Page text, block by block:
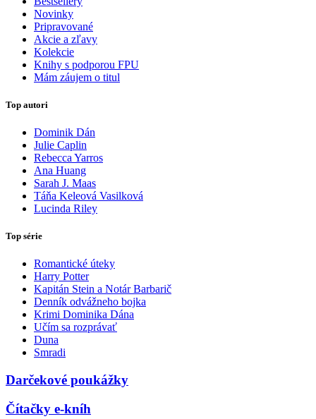
Novinky
Pripravované
Akcie a zľavy
Kolekcie
Knihy s podporou FPU
Mám záujem o titul
Top autori
Dominik Dán
Julie Caplin
Rebecca Yarros
Ana Huang
Sarah J. Maas
Táňa Keleová Vasilková
Lucinda Riley
Top série
Romantické úteky
Harry Potter
Kapitán Stein a Notár Barbarič
Denník odvážneho bojka
Krimi Dominika Dána
Učím sa rozprávať
Duna
Smradi
Darčekové poukážky
Čítačky e-kníh